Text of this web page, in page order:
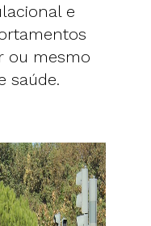
e
ou mesmo
saúde.